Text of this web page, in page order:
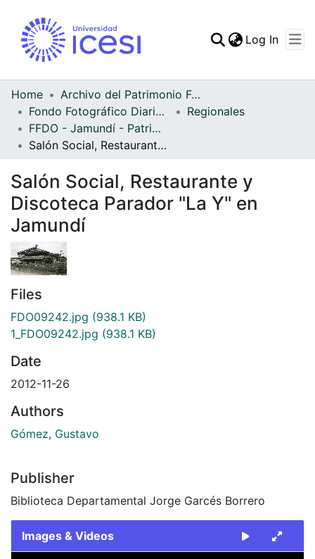
Statistics
Log In
Home
Archivo del Patrimonio Fotográfico y Fílmico del Valle del Cauca
Fondo Fotográfico Diario Occidente
Regionales
FFDO - Jamundí - Patrimonial
Salón Social, Restaurante y Discoteca Parador "La Y" en Jamundí
Salón Social, Restaurante y
Discoteca Parador "La Y" en
Jamundí
Files
FDO09242.jpg (938.1 KB)
1_FDO09242.jpg (938.1 KB)
Date
2012-11-26
Authors
Gómez, Gustavo
Publisher
Biblioteca Departamental Jorge Garcés Borrero
Images & Videos